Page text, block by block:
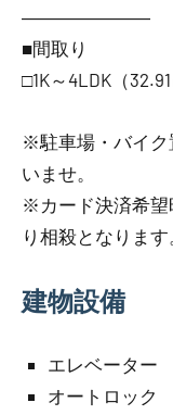
―――――――
■間取り
□1K～4LDK（32.91
※駐車場・バイク
いませ。
※カード決済希望
り相殺となります
建物設備
エレベーター
オートロック